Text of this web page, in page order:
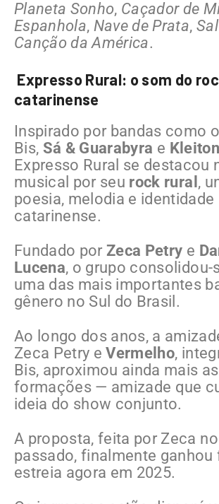
Planeta Sonho, Caçador de
Espanhola, Nave de Prata,
Canção da América.
Expresso Rural: o som do
catarinense
Inspirado por bandas como
Bis, Sá & Guarabyra e
Expresso Rural se destacou
musical por seu rock rural ,
poesia, melodia e identidade
catarinense.
Fundado porZeca Petry e
Lucena, o grupo consolidou-
uma das mais importantes
gênero no Sul do Brasil.
Ao longo dos anos, a
Zeca Petry eVermelho,
Bis, aproximou ainda mais
formações — amizade que
ideia do show conjunto.
A proposta, feita por Zeca
passado, finalmente ganhou
estreia agora em 2025.